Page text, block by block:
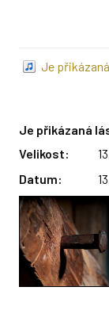
Je
Je přikázaná
Velikost:
Datum: